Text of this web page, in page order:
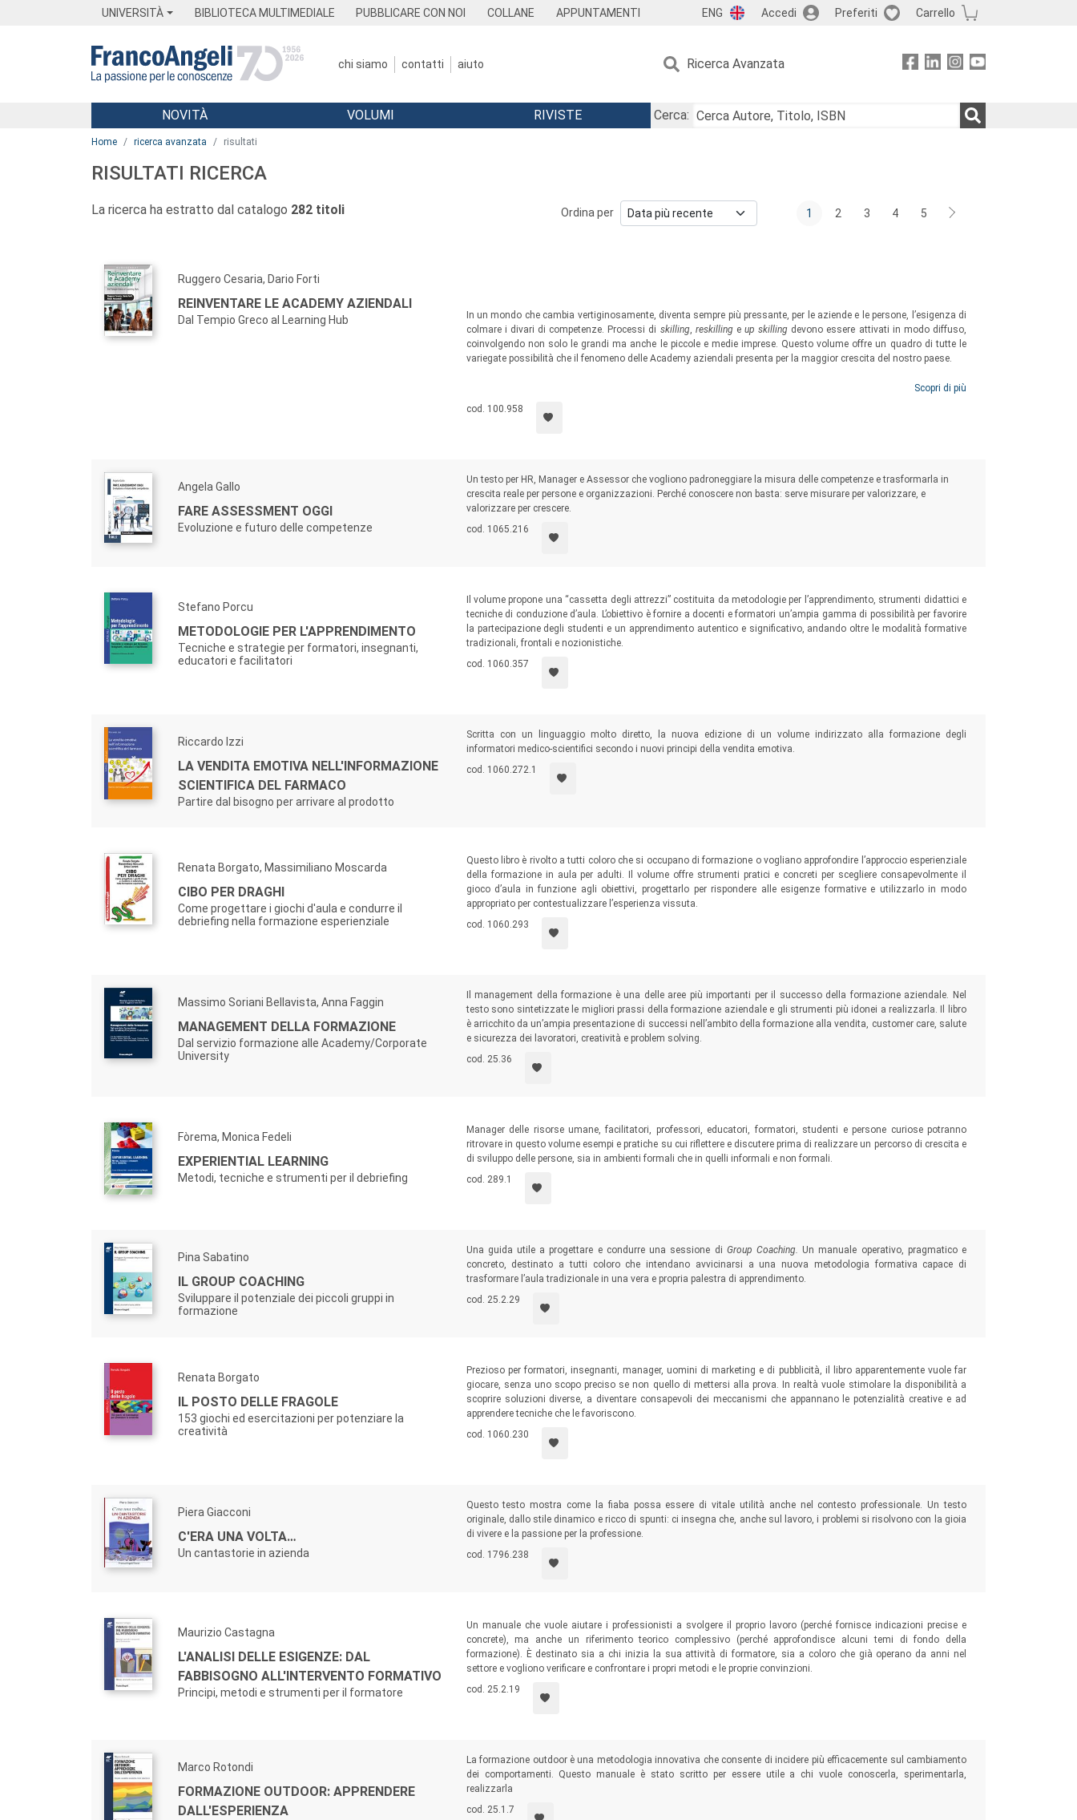
UNIVERSITÀ BIBLIOTECA MULTIMEDIALE PUBBLICARE CON NOI COLLANE APPUNTAMENTI ENG Accedi Preferiti Carrello
chi siamo contatti aiuto Ricerca Avanzata
Menu
NOVITÀ VOLUMI RIVISTE
Cerca:
Home ricerca avanzata risultati
RISULTATI RICERCA
La ricerca ha estratto dal catalogo 282 titoli Ordina per 1 2 3 4 5
Ruggero Cesaria, Dario Forti
REINVENTARE LE ACADEMY AZIENDALI
Dal Tempio Greco al Learning Hub
In un mondo che cambia vertiginosamente, diventa sempre più pressante, per le aziende e le persone, l’esigenza di
colmare i divari di competenze. Processi di skilling, reskillingeup skilling devono essere attivati in modo diffuso,
coinvolgendo non solo le grandi ma anche le piccole e medie imprese. Questo volume offre un quadro di tutte le
variegate possibilità che il fenomeno delle Academy aziendali presenta per la maggior crescita del nostro paese.
Scopri di più
cod. 100.958
Angela Gallo
FARE ASSESSMENT OGGI
Evoluzione e futuro delle competenze
Un testo per HR, Manager e Assessor che vogliono padroneggiare la misura delle competenze e trasformarla in
crescita reale per persone e organizzazioni. Perché conoscere non basta: serve misurare per valorizzare, e
valorizzare per crescere.
cod. 1065.216
Stefano Porcu
METODOLOGIE PER L'APPRENDIMENTO
Tecniche e strategie per formatori, insegnanti,
educatori e facilitatori
Il volume propone una “cassetta degli attrezzi” costituita da metodologie per l’apprendimento, strumenti didattici e
tecniche di conduzione d’aula. L’obiettivo è fornire a docenti e formatori un’ampia gamma di possibilità per favorire
la partecipazione degli studenti e un apprendimento autentico e significativo, andando oltre le modalità formative
tradizionali, frontali e nozionistiche.
cod. 1060.357
Riccardo Izzi
LA VENDITA EMOTIVA NELL'INFORMAZIONE
SCIENTIFICA DEL FARMACO
Partire dal bisogno per arrivare al prodotto
Scritta con un linguaggio molto diretto, la nuova edizione di un volume indirizzato alla formazione degli
informatori medico-scientifici secondo i nuovi principi della vendita emotiva.
cod. 1060.272.1
Renata Borgato, Massimiliano Moscarda
CIBO PER DRAGHI
Come progettare i giochi d'aula e condurre il
debriefing nella formazione esperienziale
Questo libro è rivolto a tutti coloro che si occupano di formazione o vogliano approfondire l’approccio esperienziale
della formazione in aula per adulti. Il volume offre strumenti pratici e concreti per scegliere consapevolmente il
gioco d’aula in funzione agli obiettivi, progettarlo per rispondere alle esigenze formative e utilizzarlo in modo
appropriato per contestualizzare l’esperienza vissuta.
cod. 1060.293
Massimo Soriani Bellavista, Anna Faggin
MANAGEMENT DELLA FORMAZIONE
Dal servizio formazione alle Academy/Corporate
University
Il management della formazione è una delle aree più importanti per il successo della formazione aziendale. Nel
testo sono sintetizzate le migliori prassi della formazione aziendale e gli strumenti più idonei a realizzarla. Il libro
è arricchito da un’ampia presentazione di successi nell’ambito della formazione alla vendita, customer care, salute
e sicurezza dei lavoratori, creatività e problem solving.
cod. 25.36
Fòrema, Monica Fedeli
EXPERIENTIAL LEARNING
Metodi, tecniche e strumenti per il debriefing
Manager delle risorse umane, facilitatori, professori, educatori, formatori, studenti e persone curiose potranno
ritrovare in questo volume esempi e pratiche su cui riflettere e discutere prima di realizzare un percorso di crescita e
di sviluppo delle persone, sia in ambienti formali che in quelli informali e non formali.
cod. 289.1
Pina Sabatino
IL GROUP COACHING
Sviluppare il potenziale dei piccoli gruppi in
formazione
Una guida utile a progettare e condurre una sessione di Group Coaching. Un manuale operativo, pragmatico e
concreto, destinato a tutti coloro che intendano avvicinarsi a una nuova metodologia formativa capace di
trasformare l’aula tradizionale in una vera e propria palestra di apprendimento.
cod. 25.2.29
Renata Borgato
IL POSTO DELLE FRAGOLE
153 giochi ed esercitazioni per potenziare la
creatività
Prezioso per formatori, insegnanti, manager, uomini di marketing e di pubblicità, il libro apparentemente vuole far
giocare, senza uno scopo preciso se non quello di mettersi alla prova. In realtà vuole stimolare la disponibilità a
scoprire soluzioni diverse, a diventare consapevoli dei meccanismi che appannano le potenzialità creative e ad
apprendere tecniche che le favoriscono.
cod. 1060.230
Piera Giacconi
C'ERA UNA VOLTA…
Un cantastorie in azienda
Questo testo mostra come la fiaba possa essere di vitale utilità anche nel contesto professionale. Un testo
originale, dallo stile dinamico e ricco di spunti: ci insegna che, anche sul lavoro, i problemi si risolvono con la gioia
di vivere e la passione per la professione.
cod. 1796.238
Maurizio Castagna
L'ANALISI DELLE ESIGENZE: DAL
FABBISOGNO ALL'INTERVENTO FORMATIVO
Principi, metodi e strumenti per il formatore
Un manuale che vuole aiutare i professionisti a svolgere il proprio lavoro (perché fornisce indicazioni precise e
concrete), ma anche un riferimento teorico complessivo (perché approfondisce alcuni temi di fondo della
formazione). È destinato sia a chi inizia la sua attività di formatore, sia a coloro che già operano da anni nel
settore e vogliono verificare e confrontare i propri metodi e le proprie convinzioni.
cod. 25.2.19
Marco Rotondi
FORMAZIONE OUTDOOR: APPRENDERE
DALL'ESPERIENZA
La formazione outdoor è una metodologia innovativa che consente di incidere più efficacemente sul cambiamento
dei comportamenti. Questo manuale è stato scritto per essere utile a chi vuole conoscerla, sperimentarla,
realizzarla
cod. 25.1.7